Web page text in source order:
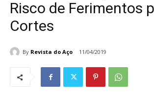
Risco de Ferimentos
Cortes
By Revista do Aço 11/04/2019